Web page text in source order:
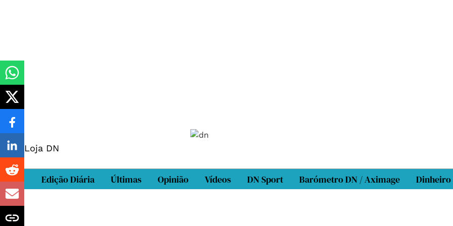
Loja DN
Edição Diária Últimas Opinião Vídeos DN Sport Barómetro DN / Aximage Dinheiro